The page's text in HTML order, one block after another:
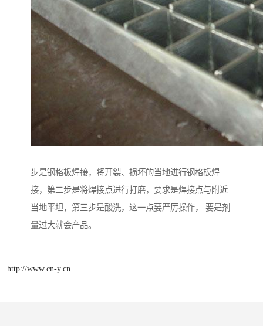
步是钢格板焊接，将开裂、损坏的当地进行钢格板焊
接，第二步是将焊接点进行打磨，要求是焊接点与附近
当地平坦，第三步是酸洗，这一点要严厉操作， 要是剂
量过大就会产品。
http://www.cn-y.cn